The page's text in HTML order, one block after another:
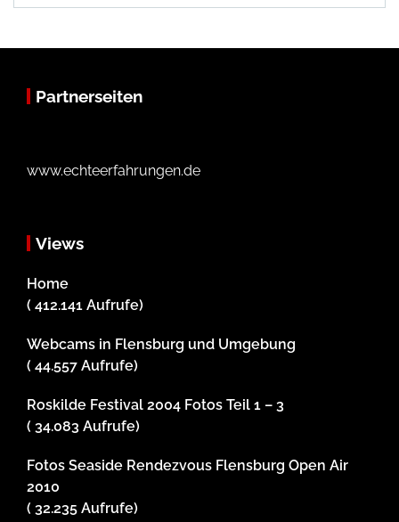
Partnerseiten
www.echteerfahrungen.de
Views
Home
( 412.141 Aufrufe)
Webcams in Flensburg und Umgebung
( 44.557 Aufrufe)
Roskilde Festival 2004 Fotos Teil 1 – 3
( 34.083 Aufrufe)
Fotos Seaside Rendezvous Flensburg Open Air
2010
( 32.235 Aufrufe)